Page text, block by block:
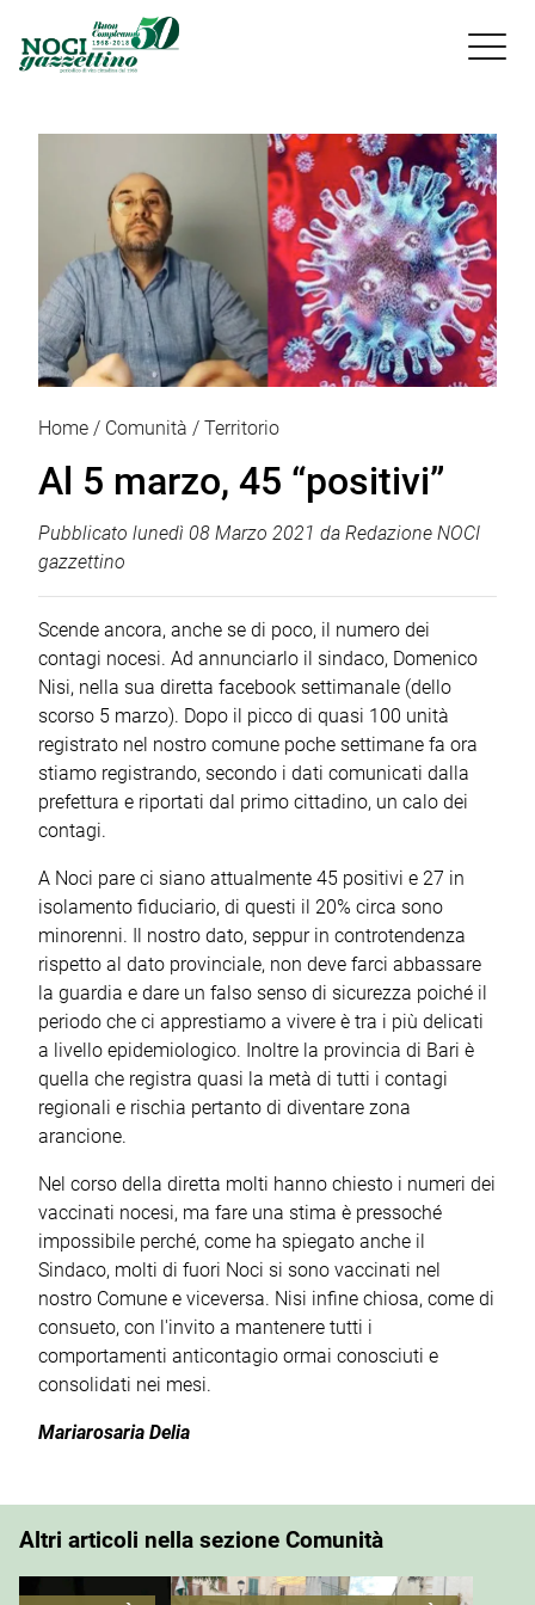

Home Comunità Territorio
Al 5 marzo, 45 “positivi”
Pubblicato lunedì 08 Marzo 2021 da Redazione NOCI
gazzettino
Scende ancora, anche se di poco, il numero dei
contagi nocesi. Ad annunciarlo il sindaco, Domenico
Nisi, nella sua diretta facebook settimanale (dello
scorso 5 marzo). Dopo il picco di quasi 100 unità
registrato nel nostro comune poche settimane fa ora
stiamo registrando, secondo i dati comunicati dalla
prefettura e riportati dal primo cittadino, un calo dei
contagi.
A Noci pare ci siano attualmente 45 positivi e 27 in
isolamento fiduciario, di questi il 20% circa sono
minorenni. Il nostro dato, seppur in controtendenza
rispetto al dato provinciale, non deve farci abbassare
la guardia e dare un falso senso di sicurezza poiché il
periodo che ci apprestiamo a vivere è tra i più delicati
a livello epidemiologico. Inoltre la provincia di Bari è
quella che registra quasi la metà di tutti i contagi
regionali e rischia pertanto di diventare zona
arancione.
Nel corso della diretta molti hanno chiesto i numeri dei
vaccinati nocesi, ma fare una stima è pressoché
impossibile perché, come ha spiegato anche il
Sindaco, molti di fuori Noci si sono vaccinati nel
nostro Comune e viceversa. Nisi infine chiosa, come di
consueto, con l'invito a mantenere tutti i
comportamenti anticontagio ormai conosciuti e
consolidati nei mesi.
Mariarosaria Delia
Altri articoli nella sezione Comunità